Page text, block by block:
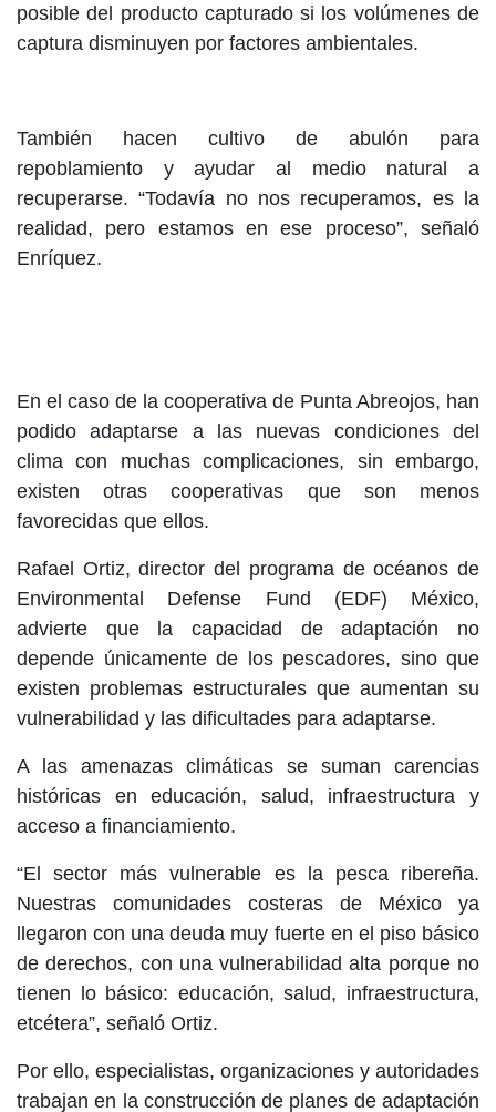
posible del producto capturado si los volúmenes de
captura disminuyen por factores ambientales.
También hacen cultivo de abulón para
repoblamiento y ayudar al medio natural a
recuperarse. “Todavía no nos recuperamos, es la
realidad, pero estamos en ese proceso”, señaló
Enríquez.
En el caso de la cooperativa de Punta Abreojos, han
podido adaptarse a las nuevas condiciones del
clima con muchas complicaciones, sin embargo,
existen otras cooperativas que son menos
favorecidas que ellos.
Rafael Ortiz, director del programa de océanos de
Environmental Defense Fund (EDF) México,
advierte que la capacidad de adaptación no
depende únicamente de los pescadores, sino que
existen problemas estructurales que aumentan su
vulnerabilidad y las dificultades para adaptarse.
A las amenazas climáticas se suman carencias
históricas en educación, salud, infraestructura y
acceso a financiamiento.
“El sector más vulnerable es la pesca ribereña.
Nuestras comunidades costeras de México ya
llegaron con una deuda muy fuerte en el piso básico
de derechos, con una vulnerabilidad alta porque no
tienen lo básico: educación, salud, infraestructura,
etcétera”, señaló Ortiz.
Por ello, especialistas, organizaciones y autoridades
trabajan en la construcción de planes de adaptación